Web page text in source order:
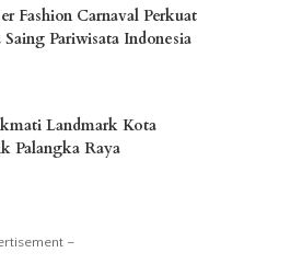
Fashion Carnaval Perkuat
Saing Pariwisata Indonesia
Landmark Kota
Palangka Raya
–